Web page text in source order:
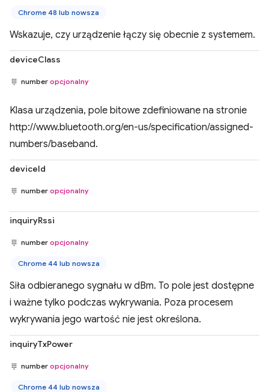
Chrome 48 lub nowsza
Wskazuje, czy urządzenie łączy się obecnie z systemem.
deviceClass
number opcjonalny
Klasa urządzenia, pole bitowe zdefiniowane na stronie
http://www.bluetooth.org/en-us/specification/assigned-
numbers/baseband.
deviceId
number opcjonalny
inquiryRssi
number opcjonalny
Chrome 44 lub nowsza
Siła odbieranego sygnału w dBm. To pole jest dostępne
i ważne tylko podczas wykrywania. Poza procesem
wykrywania jego wartość nie jest określona.
inquiryTxPower
number opcjonalny
Chrome 44 lub nowsza